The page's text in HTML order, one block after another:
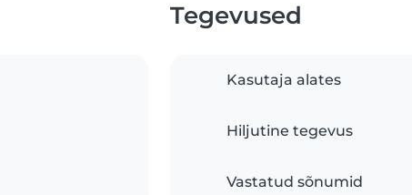
Tegevused
Kasutaja alates
Hiljutine tegevus
Vastatud sõnumid